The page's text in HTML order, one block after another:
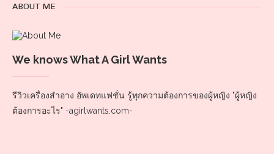
ABOUT ME
We knows What A Girl Wants
รีวิวเครื่องสำอาง อัพเดทแฟชั่น รู้ทุกความต้องการของผู้หญิง "ผู้หญิง
ต้องการอะไร" -agirlwants.com-